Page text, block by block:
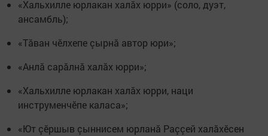
«Хальхилле юрлакан халăх юрри» (соло, дуэт,
ансамбль);
«Тăван чӗлхепе çырнă автор юри»;
«Анлă сарăлнă халăх юрри»;
«Хальхилле юрлакан халăх юрри, наци
инструменчӗпе каласа»;
«Ют çӗршыв çыннисем юрланă Раççей халăхӗсен